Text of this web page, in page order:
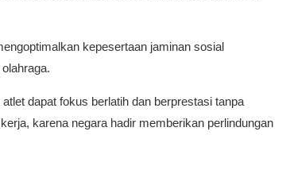
kepesertaan jaminan sosial
dapat fokus berlatih dan berprestasi tanpa
karena negara hadir memberikan perlindungan